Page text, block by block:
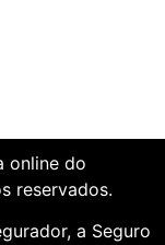
online do
reservados.
a Seguro